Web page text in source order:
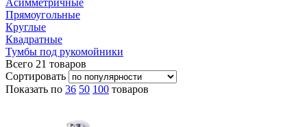
Прямоугольные
Круглые
Квадратные
Тумбы под рукомойники
Всего 21 товаров
Сортировать
Показать по 36 50 100 товаров